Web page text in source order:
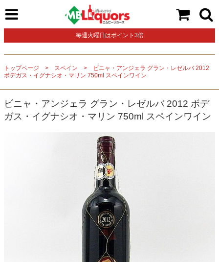
毎週火曜日はポイント3倍
トップページ スペイン
ビニャ・アンジェラ グラン・レゼルバ 2012
ボデガス・イグナシオ・マリン 750ml スペインワイン
ビニャ・アンジェラ グラン・レゼルバ 2012 ボデ
ガス・イグナシオ・マリン 750ml スペインワイン